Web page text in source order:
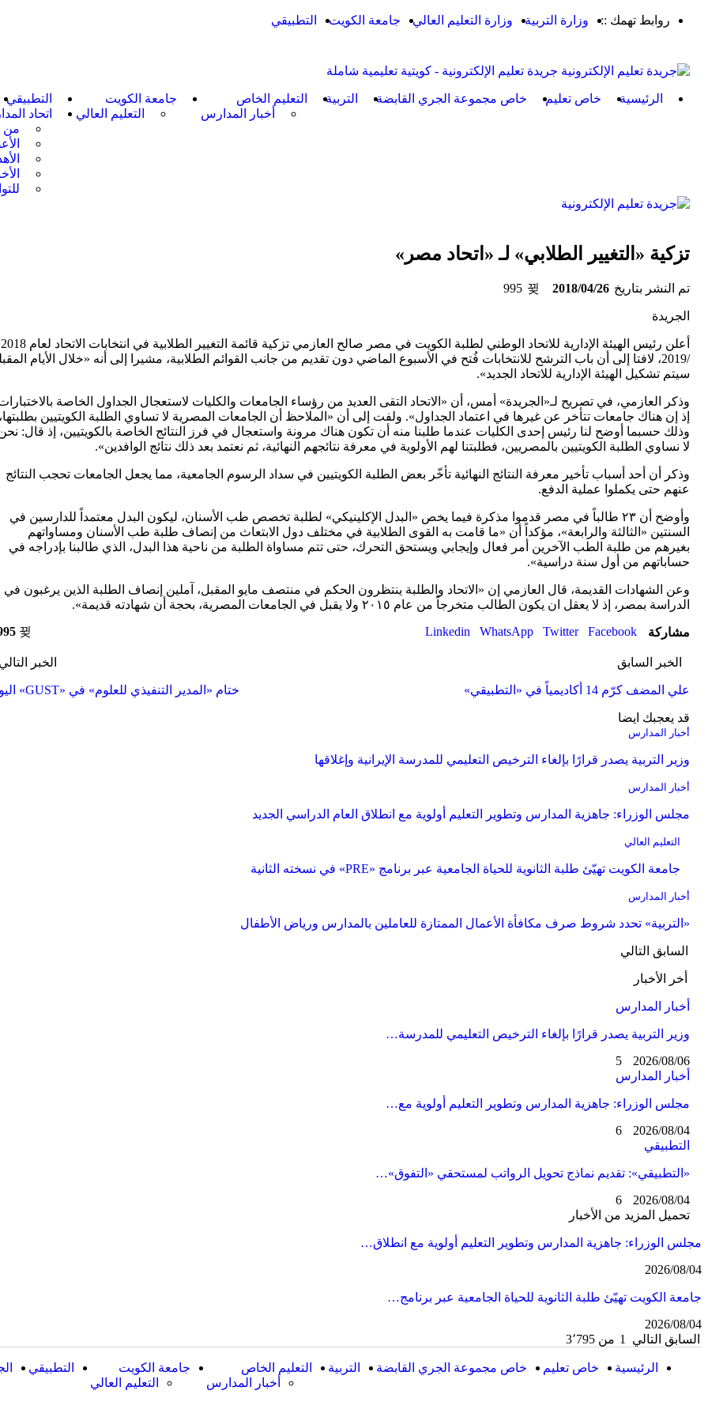
روابط تهمك :: وزارة التربية وزارة التعليم العالي جامعة الكويت التطبيقي
جريدة تعليم الإلكترونية - كويتية تعليمية شاملة
الرئيسية خاص تعليم خاص مجموعة الجري القابضة التربية
التعليم الخاص
أخبار المدارس
جامعة الكويت
التعليم العالي
التطبيقي
اتحاد
من
تزكية «التغيير الطلابي» لـ «اتحاد مصر»
تم النشر بتاريخ 2018/04/26
الجريدة
أعلن رئيس الهيئة الإدارية للاتحاد الوطني لطلبة الكويت في مصر صالح العازمي تزكية قائمة التغيير الطلابية في انتخابات الاتحاد لعام 2018
/2019، لافتا إلى أن باب الترشح للانتخابات فُتح في الأسبوع الماضي دون تقديم من جانب القوائم الطلابية، مشيرا إلى أنه «خلال الأيام
سيتم تشكيل الهيئة الإدارية للاتحاد الجديد».
وذكر العازمي، في تصريح لـ«الجريدة» أمس، أن «الاتحاد التقى العديد من رؤساء الجامعات والكليات لاستعجال الجداول الخاصة
إذ إن هناك جامعات تتأخر عن غيرها في اعتماد الجداول». ولفت إلى أن «الملاحظ أن الجامعات المصرية لا تساوي الطلبة الكويتيين
وذلك حسبما أوضح لنا رئيس إحدى الكليات عندما طلبنا منه أن تكون هناك مرونة واستعجال في فرز النتائج الخاصة بالكويتيين، إذ قال:
لا نساوي الطلبة الكويتيين بالمصريين، فطلبتنا لهم الأولوية في معرفة نتائجهم النهائية، ثم نعتمد بعد ذلك نتائج الوافدين».
وذكر أن أحد أسباب تأخير معرفة النتائج النهائية تأخّر بعض الطلبة الكويتيين في سداد الرسوم الجامعية، مما يجعل الجامعات تحجب النتائج
عنهم حتى يكملوا عملية الدفع.
وأوضح أن ٢٣ طالباً في مصر قدموا مذكرة فيما يخص «البدل الإكلينيكي» لطلبة تخصص طب الأسنان، ليكون البدل معتمداً للدارسين في
السنتين «الثالثة والرابعة»، مؤكداً أن «ما قامت به القوى الطلابية في مختلف دول الابتعاث من إنصاف طلبة طب الأسنان ومساواتهم
بغيرهم من طلبة الطب الآخرين أمر فعال وإيجابي ويستحق التحرك، حتى تتم مساواة الطلبة من ناحية هذا البدل، الذي طالبنا بإدراجه في
حساباتهم من أول سنة دراسية».
وعن الشهادات القديمة، قال العازمي إن «الاتحاد والطلبة ينتظرون الحكم في منتصف مايو المقبل، آملين إنصاف الطلبة الذين يرغبون في
الدراسة بمصر، إذ لا يعقل ان يكون الطالب متخرجاً من عام ٢٠١٥ ولا يقبل في الجامعات المصرية، بحجة أن شهادته قديمة».
مشاركة Facebook
Twitter
WhatsApp
Linkedin
الخبر السابق
علي المضف كرّم 14 أكاديمياً في «التطبيقي»
الخبر
ختام «المدير التنفيذي للعلوم» في «GUST» اليوم
قد يعجبك ايضا
أخبار المدارس
وزير التربية يصدر قرارًا بإلغاء الترخيص التعليمي للمدرسة الإيرانية وإغلاقها
أخبار المدارس
مجلس الوزراء: جاهزية المدارس وتطوير التعليم أولوية مع انطلاق العام الدراسي الجديد
التعليم العالي
جامعة الكويت تهيّئ طلبة الثانوية للحياة الجامعية عبر برنامج «PRE» في نسخته الثانية
أخبار المدارس
«التربية» تحدد شروط صرف مكافأة الأعمال الممتازة للعاملين بالمدارس ورياض الأطفال
السابق التالي
أخر الأخبار
أخبار المدارس
وزير التربية يصدر قرارًا بإلغاء الترخيص التعليمي للمدرسة…
2026/08/06
5
أخبار المدارس
مجلس الوزراء: جاهزية المدارس وتطوير التعليم أولوية مع…
2026/08/04
6
التطبيقي
«التطبيقي»: تقديم نماذج تحويل الرواتب لمستحقي «التفوق»…
2026/08/04
6
تحميل المزيد من الأخبار
مجلس الوزراء: جاهزية المدارس وتطوير التعليم أولوية مع انطلاق…
2026/08/04
جامعة الكويت تهيّئ طلبة الثانوية للحياة الجامعية عبر برنامج…
2026/08/04
السابق التالي 1 من 3٬795
الرئيسية خاص تعليم خاص مجموعة الجري القابضة التربية
التعليم الخاص
أخبار المدارس
جامعة الكويت
التعليم العالي
التطبيقي